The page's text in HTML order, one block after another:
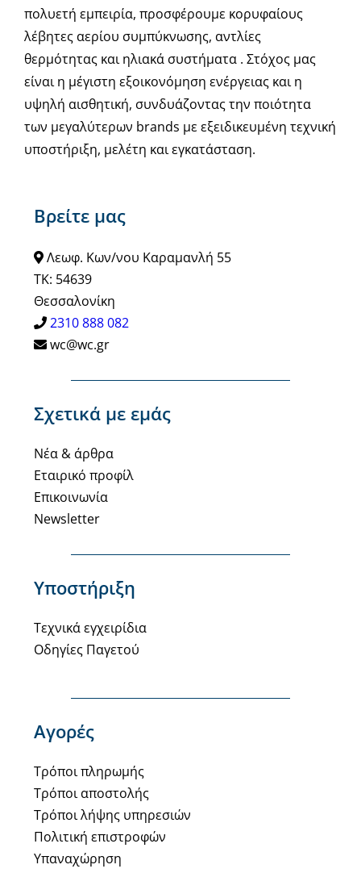
Βρείτε μας
Λεωφ. Κων/νου Καραμανλή 55
ΤΚ: 54639
Θεσσαλονίκη
2310 888 082
wc@wc.gr
Σχετικά με εμάς
Νέα & άρθρα
Εταιρικό προφίλ
Επικοινωνία
Newsletter
Υποστήριξη
Τεχνικά εγχειρίδια
Οδηγίες Παγετού
Αγορές
Τρόποι πληρωμής
Τρόποι αποστολής
Τρόποι λήψης υπηρεσιών
Πολιτική επιστροφών
Υπαναχώρηση
πολυετή εμπειρία, προσφέρουμε κορυφαίους
λέβητες αερίου συμπύκνωσης, αντλίες
θερμότητας και ηλιακά συστήματα . Στόχος μας
είναι η μέγιστη εξοικονόμηση ενέργειας και η
υψηλή αισθητική, συνδυάζοντας την ποιότητα
των μεγαλύτερων brands με εξειδικευμένη τεχνική
υποστήριξη, μελέτη και εγκατάσταση.